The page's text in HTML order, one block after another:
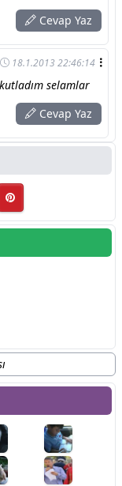
Cevap Yaz
18.1.2013 22:46:14
selamlar
Cevap Yaz